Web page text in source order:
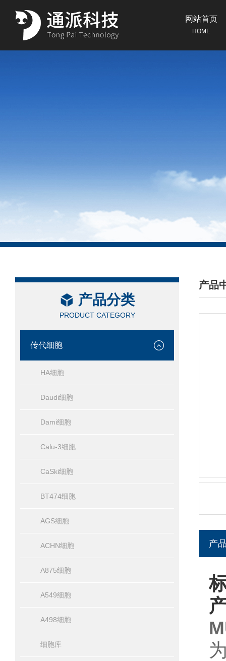
网站首页
HOME
产品分类
PRODUCT CATEGORY
传代细胞
HA细胞
Daudi细胞
Dami细胞
Calu-3细胞
CaSki细胞
BT474细胞
AGS细胞
ACHN细胞
A875细胞
A549细胞
A498细胞
细胞库
产品
/
产